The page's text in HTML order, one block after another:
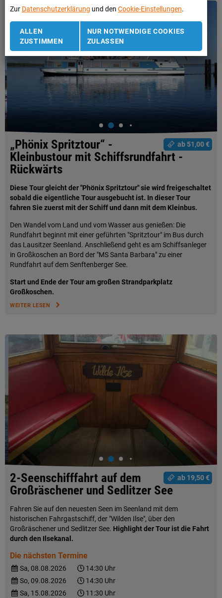
Zur Datenschutzerklärung und den Cookie-Einstellungen.
ALLEN
ZUSTIMMEN
NUR NOTWENDIGE COOKIES
ZULASSEN
ab 51,00 €
„Phönix Spritztour“ -
Kleinbustour mit Schiffsrundfahrt -
Rückwärts
Diese Tour gleicht der "Phönix Spritztour" sie wird freigeschaltet
sobald die eigentliche Tour ausgebucht ist. In dieser Tour
fahren Sie zuerst mit der Schiff und dann mit dem Kleinbus.
Den Wandel vom Land und vom Wasser aus genießen: Die
Rundfahrt beginnt mit einer geführten "Spritztour" im Bus durch
das Lausitzer Seenland. Anschließend geht es am Schiffsanleger
in Großkoschen an Bord der "MS Santa Barbara" zu einer
Rundfahrt auf dem Senftenberger See.
Start und Ende der Tour am großen Strandparkplatz
Großkoschen.
WEITER LESEN
ab 19,50 €
2-Seenschifffahrt auf dem
Großräschener und Sedlitzer See
Fahren Sie auf den neuesten Seen im Seenland mit dem
historischen Fahrgastschiff, der "Wilden Ilse", über den
Großräschener und Sedlitzer See. Highlight der Tour ist die Fahrt
durch den Ilsekanal.
Die nächsten Termine
Sa, 08.08.2026
14:30 Uhr
So, 09.08.2026
14:30 Uhr
Sa, 15.08.2026
11:30 Uhr